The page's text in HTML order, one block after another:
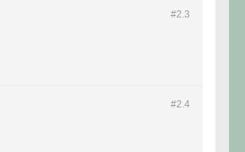
#2. 3
#2. 4